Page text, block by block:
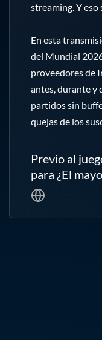
streaming. Y
En esta
del Mundial
proveedores de
antes, durante y
partidos sin
quejas de los
Previo al
para ¿El